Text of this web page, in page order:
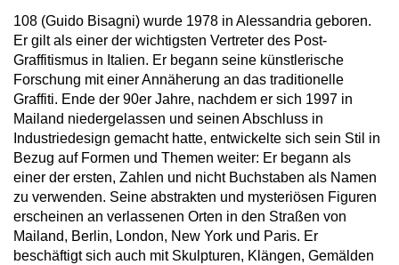
108 (Guido Bisagni) wurde 1978 in Alessandria geboren.
Er gilt als einer der wichtigsten Vertreter des Post-
Graffitismus in Italien. Er begann seine künstlerische
Forschung mit einer Annäherung an das traditionelle
Graffiti. Ende der 90er Jahre, nachdem er sich 1997 in
Mailand niedergelassen und seinen Abschluss in
Industriedesign gemacht hatte, entwickelte sich sein Stil in
Bezug auf Formen und Themen weiter: Er begann als
einer der ersten, Zahlen und nicht Buchstaben als Namen
zu verwenden. Seine abstrakten und mysteriösen Figuren
erscheinen an verlassenen Orten in den Straßen von
Mailand, Berlin, London, New York und Paris. Er
beschäftigt sich auch mit Skulpturen, Klängen, Gemälden